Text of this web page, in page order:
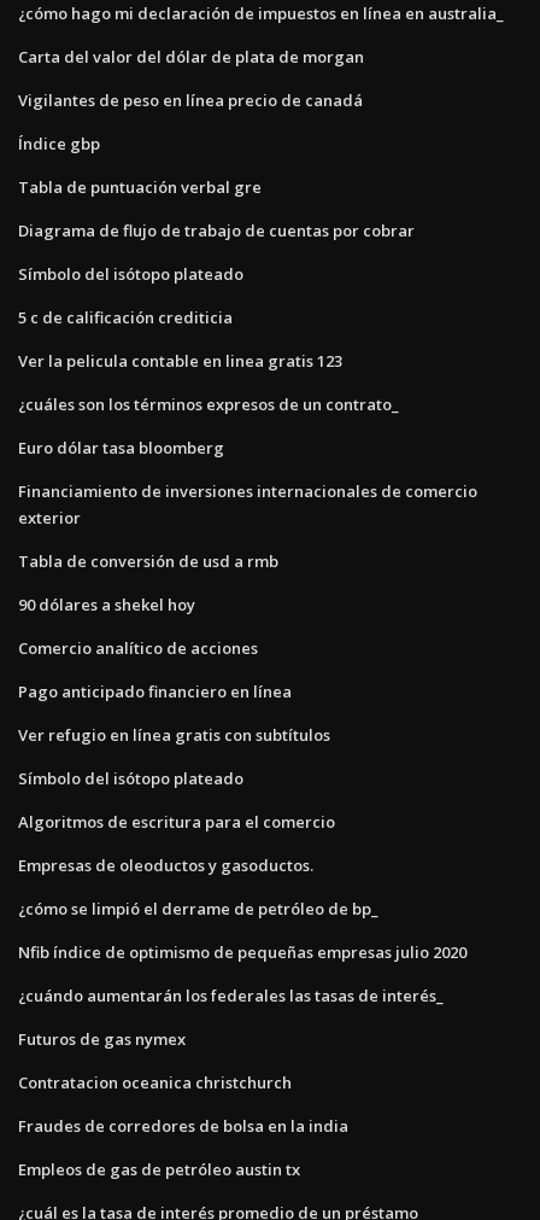
¿cómo hago mi declaración de impuestos en línea en australia_
Carta del valor del dólar de plata de morgan
Vigilantes de peso en línea precio de canadá
Índice gbp
Tabla de puntuación verbal gre
Diagrama de flujo de trabajo de cuentas por cobrar
Símbolo del isótopo plateado
5 c de calificación crediticia
Ver la pelicula contable en linea gratis 123
¿cuáles son los términos expresos de un contrato_
Euro dólar tasa bloomberg
Financiamiento de inversiones internacionales de comercio
exterior
Tabla de conversión de usd a rmb
90 dólares a shekel hoy
Comercio analítico de acciones
Pago anticipado financiero en línea
Ver refugio en línea gratis con subtítulos
Símbolo del isótopo plateado
Algoritmos de escritura para el comercio
Empresas de oleoductos y gasoductos.
¿cómo se limpió el derrame de petróleo de bp_
Nfib índice de optimismo de pequeñas empresas julio 2020
¿cuándo aumentarán los federales las tasas de interés_
Futuros de gas nymex
Contratacion oceanica christchurch
Fraudes de corredores de bolsa en la india
Empleos de gas de petróleo austin tx
¿cuál es la tasa de interés promedio de un préstamo_